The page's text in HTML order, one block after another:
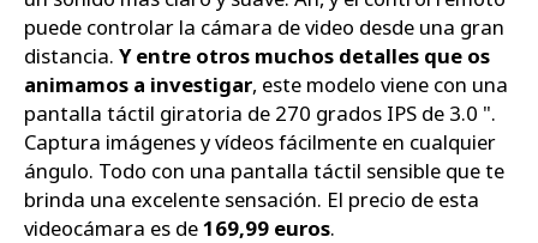
puede controlar la cámara de video desde una gran
distancia. Y entre otros muchos detalles que os
animamos a investigar, este modelo viene con una
pantalla táctil giratoria de 270 grados IPS de 3.0 ".
Captura imágenes y vídeos fácilmente en cualquier
ángulo. Todo con una pantalla táctil sensible que te
brinda una excelente sensación. El precio de esta
videocámara es de169,99 euros.